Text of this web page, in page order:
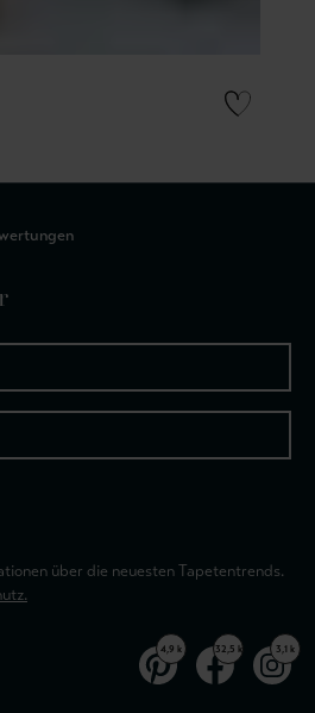
über die neuesten Tapetentrends.
4,9 k 32,5 k 3,1 k